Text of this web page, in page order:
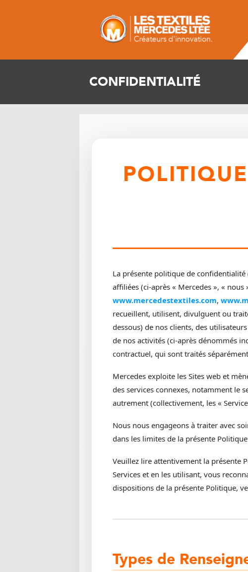
CONFIDENTIALITÉ
La présente politique de
affiliées (ci-après « Mercedes », «
www.mercedestextiles.com,
recueillent, utilisent, divulguent ou
dessous) de nos clients, des
de nos activités (ci-après dénommés
contractuel, qui sont traités
Mercedes exploite les Sites web et
des services connexes, notamment le
autrement (collectivement, les «
Nous nous engageons à traiter avec
dans les limites de la présente
Veuillez lire attentivement la présente
Services et en les utilisant, vous
dispositions de la présente Politique,
Types de